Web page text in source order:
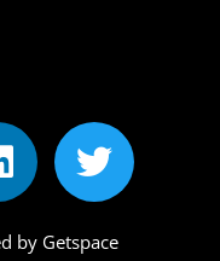
by Getspace